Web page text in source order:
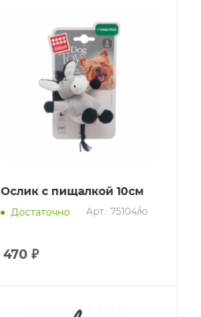
Ослик с пищалкой 10см
Достаточно Арт.: 75104/ю
470₽